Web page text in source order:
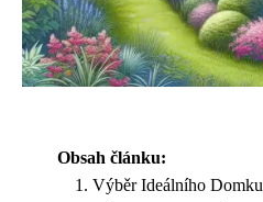
Obsah článku:
Výběr Ideálního Domku